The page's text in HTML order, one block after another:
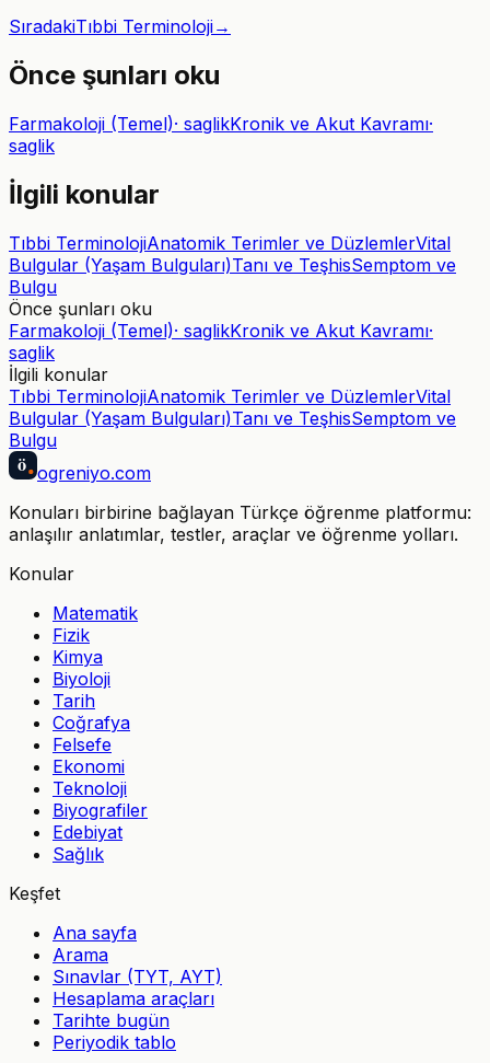
SıradakiTıbbi Terminoloji→
Önce şunları oku
Farmakoloji (Temel)· saglikKronik ve Akut Kavramı·
saglik
İlgili konular
Tıbbi TerminolojiAnatomik Terimler ve DüzlemlerVital
Bulgular (Yaşam Bulguları)Tanı ve TeşhisSemptom ve
Bulgu
Önce şunları oku
Farmakoloji (Temel)· saglikKronik ve Akut Kavramı·
saglik
İlgili konular
Tıbbi TerminolojiAnatomik Terimler ve DüzlemlerVital
Bulgular (Yaşam Bulguları)Tanı ve TeşhisSemptom ve
Bulgu
ö ogreniyo.com
Konuları birbirine bağlayan Türkçe öğrenme platformu:
anlaşılır anlatımlar, testler, araçlar ve öğrenme yolları.
Konular
Matematik
Fizik
Kimya
Biyoloji
Tarih
Coğrafya
Felsefe
Ekonomi
Teknoloji
Biyografiler
Edebiyat
Sağlık
Keşfet
Ana sayfa
Arama
Sınavlar (TYT, AYT)
Hesaplama araçları
Tarihte bugün
Periyodik tablo